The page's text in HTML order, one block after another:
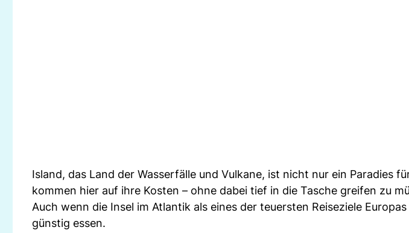
Island, das Land der Wasserfälle und Vulkane, ist nicht nur ein Paradies
kommen hier auf ihre Kosten – ohne dabei tief in die Tasche greifen zu
Auch wenn die Insel im Atlantik als eines der teuersten Reiseziele
günstig essen.